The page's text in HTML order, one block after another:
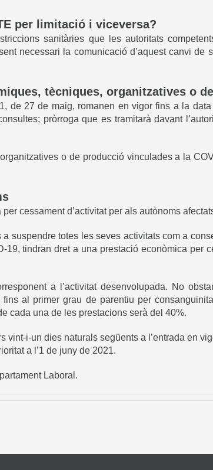
per limitació i viceversa?
sanitàries que les autoritats
necessari la comunicació d’aquest canvi de
tècniques, organitzatives o
de 27 de maig, romanen en vigor fins a la
pròrroga que es tramitarà davant
o de producció vinculades a la
cessament d’activitat per als autònoms
suspendre totes les seves activitats com a
tindran dret a una prestació econòmica per
a l’activitat desenvolupada. No
al primer grau de parentiu per
cada una de les prestacions serà del 40%.
i-un dies naturals següents a l’entrada en
a l’1 de juny de 2021.
Laboral.